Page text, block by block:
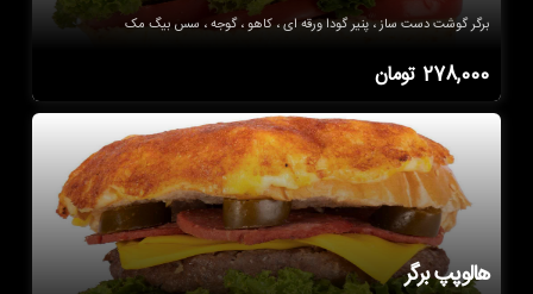
برگر گوشت دست ساز ، پنیر گودا ورقه ای ، کاهو ، گوجه ، سس بیگ مک
278,000 تومان
هالوپپ برگر